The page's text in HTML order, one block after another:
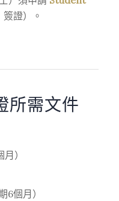
證）。
所需文件
）
6個月）